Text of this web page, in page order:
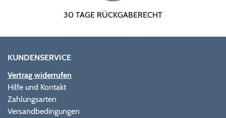
30 TAGE RÜCKGABERECHT
KUNDENSERVICE
Vertrag widerrufen
Hilfe und Kontakt
Zahlungsarten
Versandbedingungen